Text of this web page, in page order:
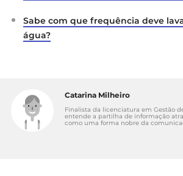
Sabe com que frequência deve
água?
Catarina Milheiro
Finalista da licenciatura em Gestão
entende a partilha de informação
como uma forma nobre da